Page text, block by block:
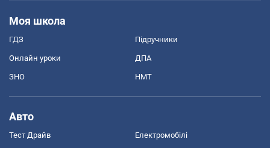
Моя школа
ГДЗ Підручники
Онлайн уроки ДПА
ЗНО НМТ
Авто
Тест Драйв Електромобілі